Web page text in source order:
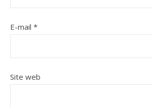
E-mail *
Site web